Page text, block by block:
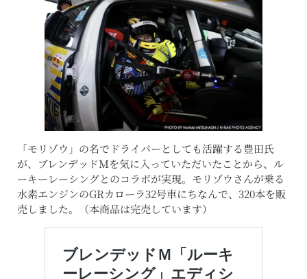
「モリゾウ」の名でドライバーとしても活躍する豊田氏
が、ブレンデッドＭを気に入っていただいたことから、ル
ーキーレーシングとのコラボが実現。モリゾウさんが乗る
水素エンジンのGRカローラ32号車にちなんで、320本を販
売しました。（本商品は完売しています）